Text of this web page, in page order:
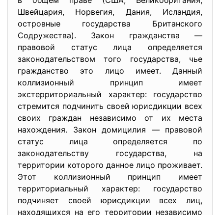
Швейцария, Норвегия, Дания, Исландия,
островные государства Британского
Содружества). Закон гражданства —
правовой статус лица определяется
законодательством того государства, чье
гражданство это лицо имеет. Данный
коллизионный принцип имеет
экстерриториальный характер: государство
стремится подчинить своей юрисдикции всех
своих граждан независимо от их места
нахождения. Закон домицилия — правовой
статус лица определяется по
законодательству государства, на
территории которого данное лицо проживает.
Этот коллизионный принцип имеет
территориальный характер: государство
подчиняет своей юрисдикции всех лиц,
находящихся на его территории независимо